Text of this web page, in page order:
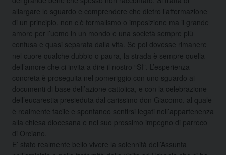
allargare lo sguardo e comprendere che dietro l’affermazione
di un principio, non c’è formalismo o imposizione ma il grande
amore per l’uomo in un mondo e una società sempre più
confusa e quasi separata dalla vita. Se poi dovesse rimanere
nel cuore qualche dubbio o paura, la strada è sempre quella
dell’amore che ci invita a dire il nostro “SI”. L’esperienza
concreta è proseguita nel pomeriggio con uno sguardo ai
documenti di base dell’azione cattolica, e con la celebrazione
dell’eucarestia presieduta dal carissimo don Giacomo, al quale
è realmente facile e spontaneo sentirsi legati nell’appartenenza
alla chiesa diocesana e nel suo prossimo impegno di parroco
di Orciano.
E’ stato realmente bello vivere la solennità dell’Assunta